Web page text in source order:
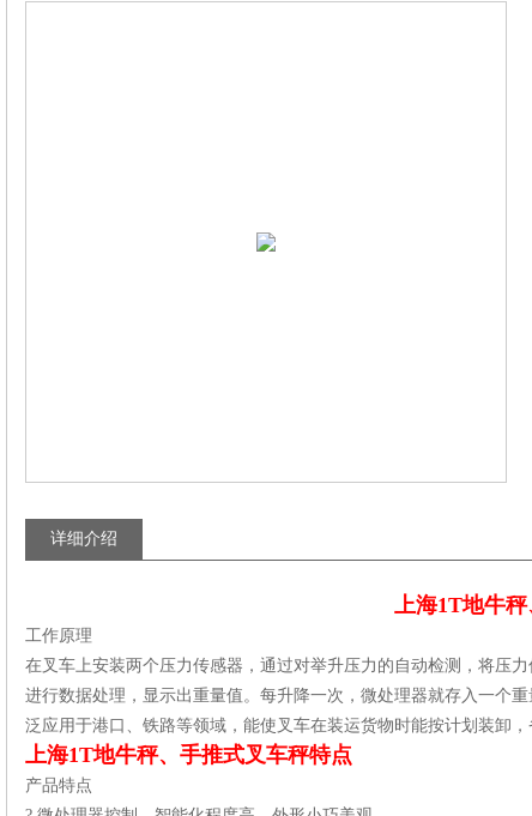
详细介绍
上海1T地牛
工作原理
在叉车上安装两个压力传感器，通过对举升压力的自动检测，将压
进行数据处理，显示出重量值。每升降一次，微处理器就存入一个
泛应用于港口、铁路等领域，能使叉车在装运货物时能按计划装卸，
上海1T地牛秤、手推式叉车秤特点
产品特点